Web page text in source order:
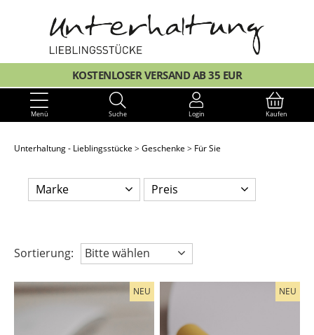
KOSTENLOSER VERSAND AB 35 EUR
Menü Suche Login Kaufen
Unterhaltung - Lieblingsstücke Geschenke Für Sie
Marke Preis
Sortierung: Bitte wählen
NEU NEU